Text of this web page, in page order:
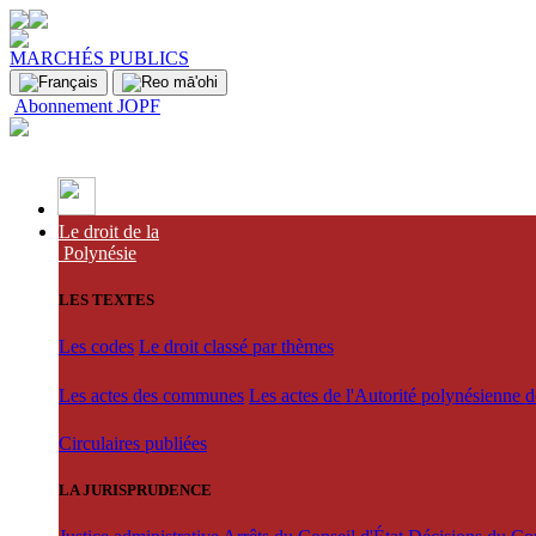
MARCHÉS PUBLICS
Abonnement JOPF
Le droit de la
Polynésie
LES TEXTES
Les codes Le droit classé par thèmes
Les actes des communes Les actes de l'Autorité polynésienne
Circulaires publiées
LA JURISPRUDENCE